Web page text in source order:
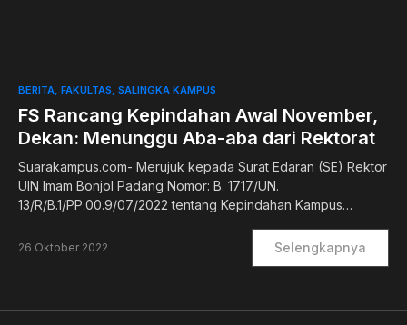
0
BERITA FAKULTAS SALINGKA KAMPUS
FS Rancang Kepindahan Awal November,
Dekan: Menunggu Aba-aba dari Rektorat
Suarakampus.com- Merujuk kepada Surat Edaran (SE) Rektor
UIN Imam Bonjol Padang Nomor: B. 1717/UN.
13/R/B.1/PP.00.9/07/2022 tentang Kepindahan Kampus…
26 Oktober 2022 Selengkapnya